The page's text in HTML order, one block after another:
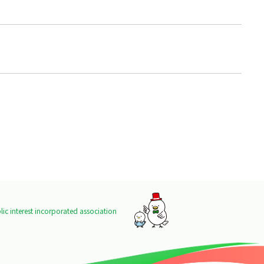
interest incorporated association